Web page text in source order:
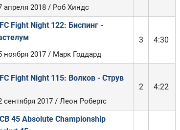
апреля 2018 / Роб Хиндс
Fight Night 122: Биспинг -
3 4:30
ноября 2017 / Марк Годдард
Fight Night 115: Волков - Струв
2
4:22
сентября 2017 / Леон Робертс
45 Absolute Championship